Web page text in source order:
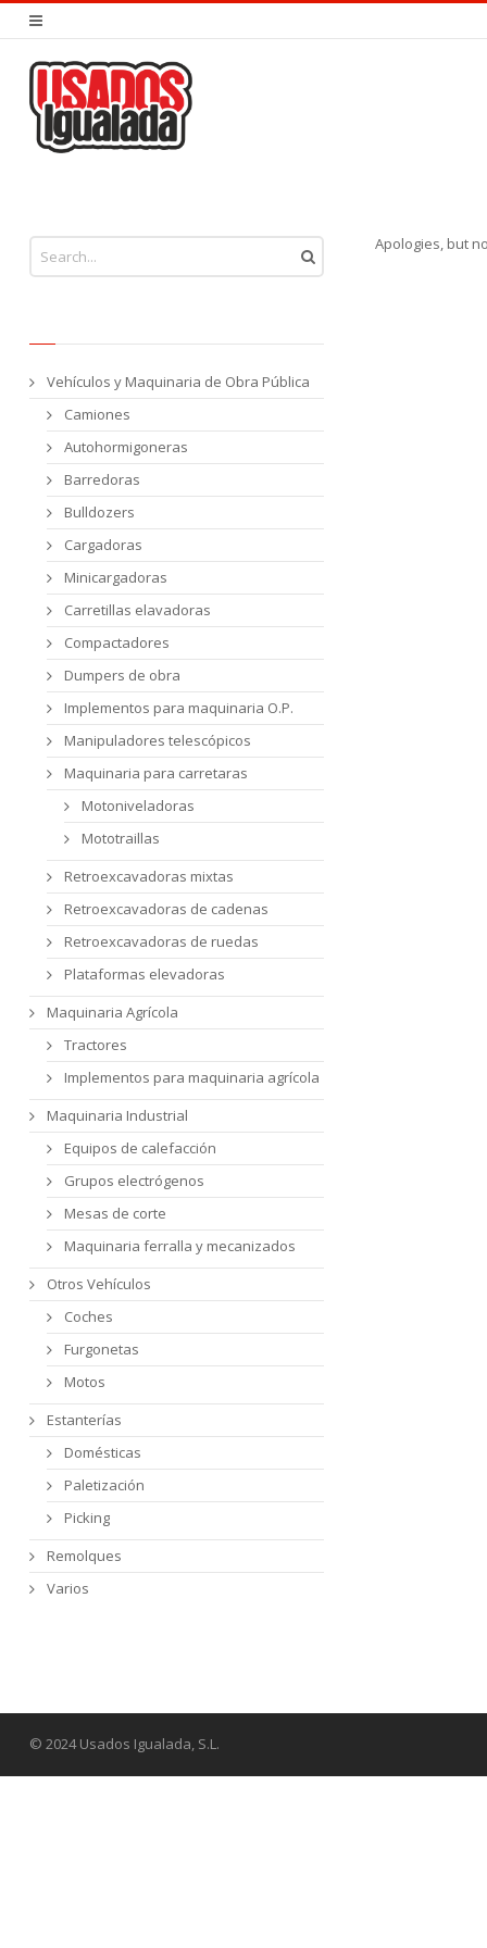
Apologies, but
Vehículos y Maquinaria de Obra Pública
Camiones
Autohormigoneras
Barredoras
Bulldozers
Cargadoras
Minicargadoras
Carretillas elavadoras
Compactadores
Dumpers de obra
Implementos para maquinaria O.P.
Manipuladores telescópicos
Maquinaria para carretaras
Motoniveladoras
Mototraillas
Retroexcavadoras mixtas
Retroexcavadoras de cadenas
Retroexcavadoras de ruedas
Plataformas elevadoras
Maquinaria Agrícola
Tractores
Implementos para maquinaria agrícola
Maquinaria Industrial
Equipos de calefacción
Grupos electrógenos
Mesas de corte
Maquinaria ferralla y mecanizados
Otros Vehículos
Coches
Furgonetas
Motos
Estanterías
Domésticas
Paletización
Picking
Remolques
Varios
© 2024 Usados Igualada, S.L.